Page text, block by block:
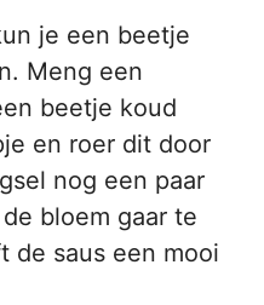
je een beetje
Meng een
beetje koud
en roer dit door
nog een paar
bloem gaar te
de saus een mooi